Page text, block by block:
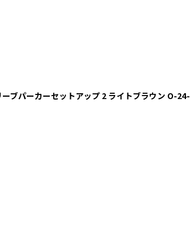
ブパーカーセットアップ 2 ライトブラウン O-24-